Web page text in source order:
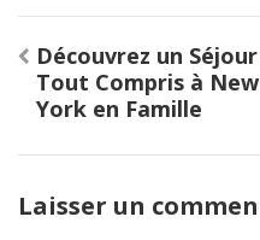
Navigation
de
l’article
Découvrez un Séjour
Tout Compris à New
York en Famille
Laisser un